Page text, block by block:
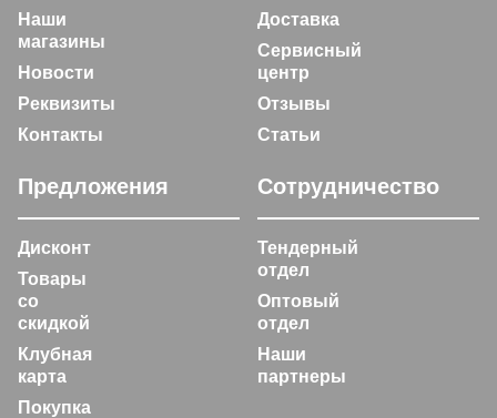
Наши
магазины
Новости
Реквизиты
Контакты
Доставка
Сервисный
центр
Отзывы
Статьи
Предложения
Дисконт
Товары
со
скидкой
Клубная
карта
Покупка
Сотрудничество
Тендерный
отдел
Оптовый
отдел
Наши
партнеры